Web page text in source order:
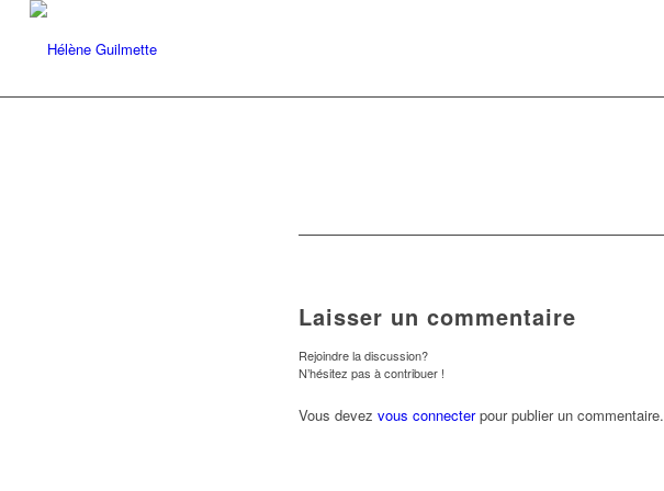
Laisser un commentaire
Rejoindre la discussion?
N’hésitez pas à contribuer !
Vous devez vous connecterpour publier un commentaire.